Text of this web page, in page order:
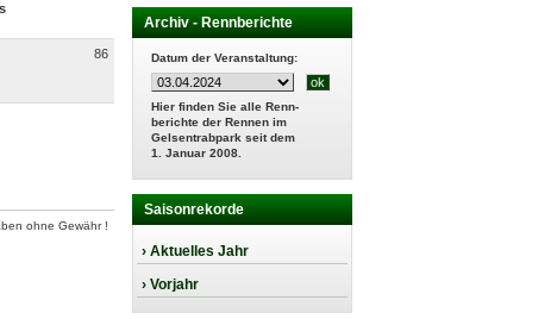
86
ohne Gewähr !
Archiv - Rennberichte
Datum der Veranstaltung:
Hier finden Sie alle Renn-
berichte der Rennen im
Gelsentrabpark seit dem
1. Januar 2008.
Saisonrekorde
› Aktuelles Jahr
› Vorjahr